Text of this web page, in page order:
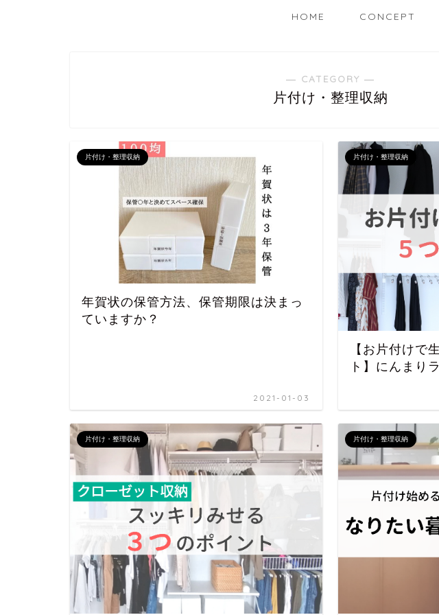
HOME CONCEPT
― CATEGORY ―
片付け・整理収納
片付け・整理収納
年賀状の保管方法、保管期限は決まっ
ていますか？
2021-01-03
片付け・整理収納
【お片付けで
ト】にんまり
片付け・整理収納 片付け・整理収納